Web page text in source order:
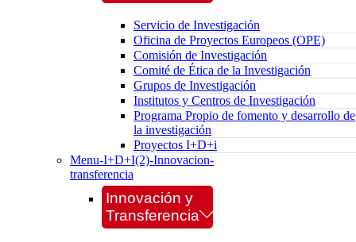
Servicio de Investigación
Oficina de Proyectos Europeos (OPE)
Comisión de Investigación
Comité de Ética de la Investigación
Grupos de Investigación
Institutos y Centros de Investigación
Programa Propio de fomento y desarrollo de
la investigación
Proyectos I+D+i
Menu-I+D+I(2)-Innovacion-
transferencia
Innovación y
Transferencia